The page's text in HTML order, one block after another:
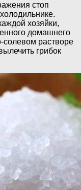
стоп
хозяйки,
домашнего
солевом растворе
грибок